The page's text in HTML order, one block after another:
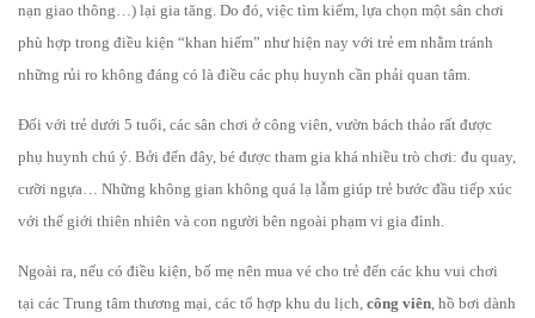
nạn giao thông…) lại gia tăng. Do đó, việc tìm kiếm, lựa chọn một sân chơi
phù hợp trong điều kiện “khan hiếm” như hiện nay với trẻ em nhằm tránh
những rủi ro không đáng có là điều các phụ huynh cần phải quan tâm.
Đối với trẻ dưới 5 tuổi, các sân chơi ở công viên, vườn bách thảo rất được
phụ huynh chú ý. Bởi đến đây, bé được tham gia khá nhiều trò chơi: đu quay,
cưỡi ngựa… Những không gian không quá lạ lẫm giúp trẻ bước đầu tiếp xúc
với thế giới thiên nhiên và con người bên ngoài phạm vi gia đình.
Ngoài ra, nếu có điều kiện, bố mẹ nên mua vé cho trẻ đến các khu vui chơi
tại các Trung tâm thương mại, các tổ hợp khu du lịch, công viên, hồ bơi dành